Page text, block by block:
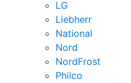
LG
Liebherr
National
Nord
NordFrost
Philco